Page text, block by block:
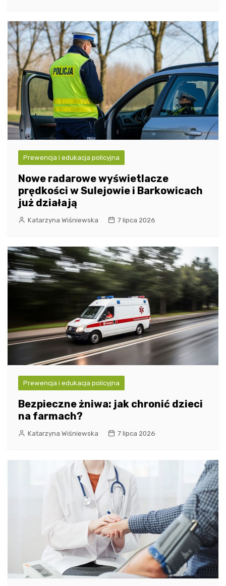
Prewencja i edukacja policyjna
Nowe radarowe wyświetlacze
prędkości w Sulejowie i Barkowicach
już działają
Katarzyna Wiśniewska 7 lipca 2026
Prewencja i edukacja policyjna
Bezpieczne żniwa: jak chronić dzieci
na farmach?
Katarzyna Wiśniewska 7 lipca 2026